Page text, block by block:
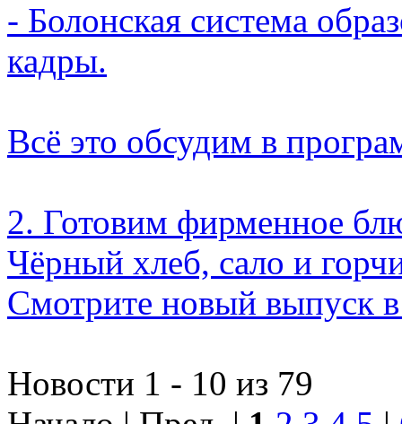
- Болонская система
кадры.
Всё это обсудим в
2. Готовим фирменное
Чёрный хлеб, сало и
Смотрите новый выпуск
Новости 1 - 10 из 79